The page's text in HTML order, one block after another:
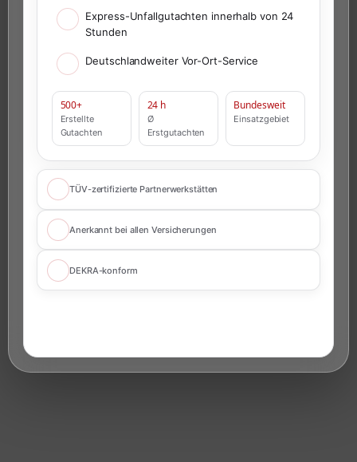
Express-Unfallgutachten innerhalb von 24
Stunden
Deutschlandweiter Vor-Ort-Service
500+
Erstellte
Gutachten
24 h
Ø
Erstgutachten
Bundesweit
Einsatzgebiet
TÜV-zertifizierte Partnerwerkstätten
Anerkannt bei allen Versicherungen
DEKRA-konform